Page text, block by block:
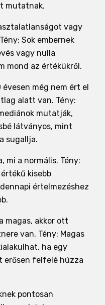
mutatnak.
vagy
Sok embernek
vagy nulla
mond az értékükről.
évesen még nem ért el
alatt van. Tény:
mutatják,
látványos, mint
sugallja.
mi a normális. Tény:
kisebb
értelmezéshez
magas, akkor ott
van. Tény: Magas
ha egy
erősen felfelé húzza
pontosan